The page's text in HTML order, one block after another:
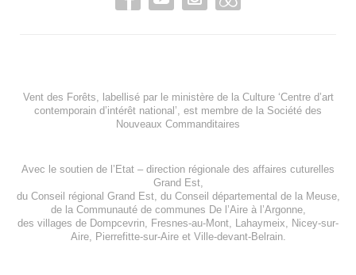
Vent des Forêts, labellisé par le ministère de la Culture ‘Centre d’art
contemporain d’intérêt national’, est membre de la Société des
Nouveaux Commanditaires
Avec le soutien de l’ Etat – direction régionale des affaires cuturelles
Grand Est,
du Conseil régional Grand Est, du Conseil départemental de la Meuse,
de la Communauté de communes De l’Aire à l’Argonne,
des villages de Dompcevrin, Fresnes-au-Mont, Lahaymeix, Nicey-sur-
Aire, Pierrefitte-sur-Aireet Ville-devant-Belrain.